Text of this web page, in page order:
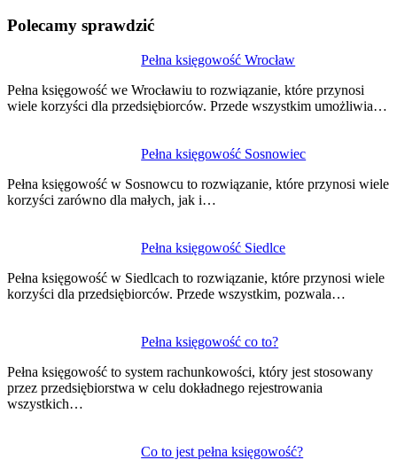
Polecamy sprawdzić
Pełna księgowość Wrocław
Pełna księgowość we Wrocławiu to rozwiązanie, które przynosi
wiele korzyści dla przedsiębiorców. Przede wszystkim umożliwia…
Pełna księgowość Sosnowiec
Pełna księgowość w Sosnowcu to rozwiązanie, które przynosi wiele
korzyści zarówno dla małych, jak i…
Pełna księgowość Siedlce
Pełna księgowość w Siedlcach to rozwiązanie, które przynosi wiele
korzyści dla przedsiębiorców. Przede wszystkim, pozwala…
Pełna księgowość co to?
Pełna księgowość to system rachunkowości, który jest stosowany
przez przedsiębiorstwa w celu dokładnego rejestrowania
wszystkich…
Co to jest pełna księgowość?
wpisu